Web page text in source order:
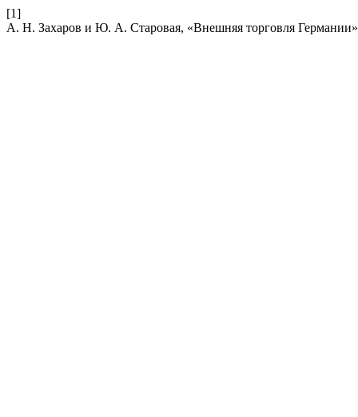
[1]
А. Н. Захаров и Ю. А. Старовая, «Внешняя торговля